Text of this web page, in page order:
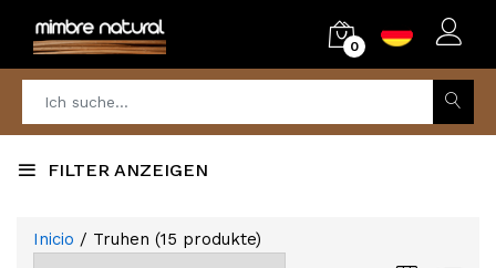
0
FILTER ANZEIGEN
Inicio / Truhen (15 produkte)